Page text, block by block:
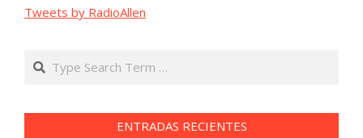
Tweets by RadioAllen
Search
ENTRADAS RECIENTES